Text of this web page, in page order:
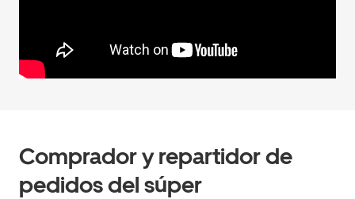
Comprador y repartidor de
pedidos del súper